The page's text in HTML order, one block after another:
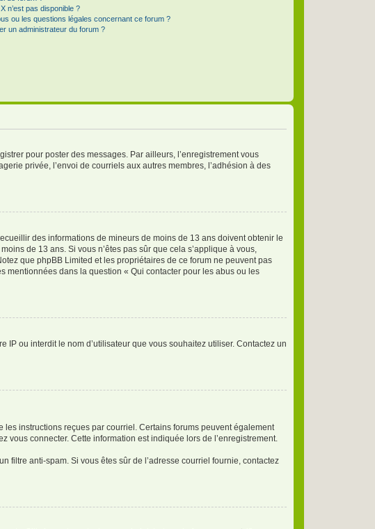
n’est pas disponible ?
ou les questions légales concernant ce forum ?
un administrateur du forum ?
pour poster des messages. Par ailleurs, l’enregistrement vous
privée, l’envoi de courriels aux autres membres, l’adhésion à des
des informations de mineurs de moins de 13 ans doivent obtenir le
de 13 ans. Si vous n’êtes pas sûr que cela s’applique à vous,
que phpBB Limited et les propriétaires de ce forum ne peuvent pas
mentionnées dans la question « Qui contacter pour les abus ou les
IP ou interdit le nom d’utilisateur que vous souhaitez utiliser. Contactez un
instructions reçues par courriel. Certains forums peuvent également
connecter. Cette information est indiquée lors de l’enregistrement.
filtre anti-spam. Si vous êtes sûr de l’adresse courriel fournie, contactez